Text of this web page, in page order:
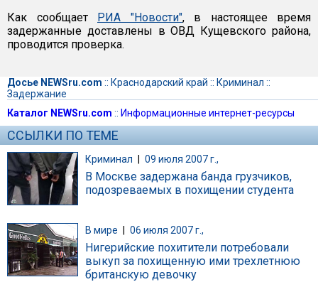
Как сообщает РИА "Новости", в настоящее время
задержанные доставлены в ОВД Кущевского района,
проводится проверка.
Досье NEWSru.com :: Краснодарский край :: Криминал ::
Задержание
Каталог NEWSru.com :: Информационные интернет-ресурсы
ССЫЛКИ ПО ТЕМЕ
Криминал | 09 июля 2007 г.,
В Москве задержана банда грузчиков,
подозреваемых в похищении студента
В мире 06 июля 2007 г.,
Нигерийские похитители потребовали
выкуп за похищенную ими трехлетнюю
британскую девочку